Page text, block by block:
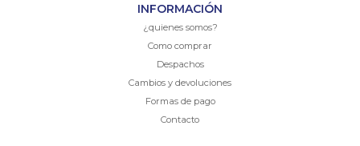
INFORMACIÓN
¿quienes somos?
Como comprar
Despachos
Cambios y devoluciones
Formas de pago
Contacto